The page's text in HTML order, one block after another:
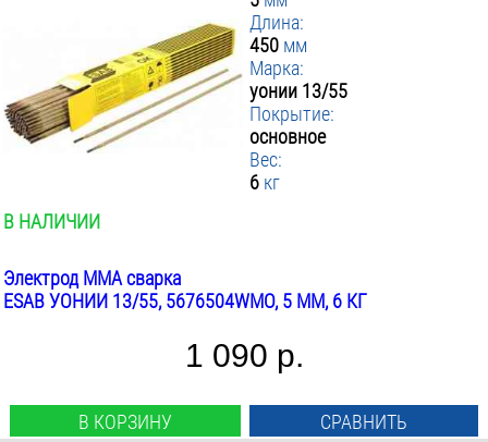
Длина:
450 мм
Марка:
уонии 13/55
Покрытие:
основное
Вес:
6 кг
В НАЛИЧИИ
Электрод MMA сварка
ESAB УОНИИ 13/55, 5676504WMO, 5 ММ, 6 КГ
1 090 р.
В КОРЗИНУ СРАВНИТЬ